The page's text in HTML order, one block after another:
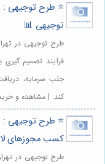
⭐️ طرح توجیهی
توجیهی 📊
طرح توجیهی در
فرآیند تصمیم
جلب سرمایه،
کند. | مشاهده و
⭐️ طرح توجیهی :
کسب مجوزهای
طرح توجیهی در